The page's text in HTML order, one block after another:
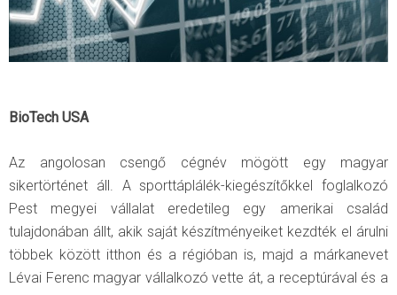
BioTech USA
Az angolosan csengő cégnév mögött egy magyar
sikertörténet áll. A sporttáplálék-kiegészítőkkel foglalkozó
Pest megyei vállalat eredetileg egy amerikai család
tulajdonában állt, akik saját készítményeiket kezdték el árulni
többek között itthon és a régióban is, majd a márkanevet
Lévai Ferenc magyar vállalkozó vette át, a receptúrával és a